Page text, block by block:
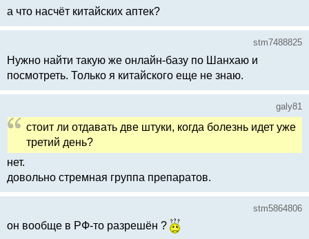
а что насчёт китайских аптек?
stm7488825
Нужно найти такую же онлайн-базу по Шанхаю и
посмотреть. Только я китайского еще не знаю.
galy81
стоит ли отдавать две штуки, когда болезнь идет уже
третий день?
нет.
довольно стремная группа препаратов.
stm5864806
он вообще в РФ-то разрешён ?